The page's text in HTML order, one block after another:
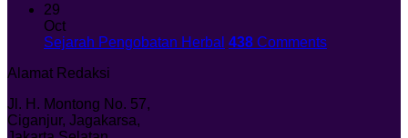
29
Oct
Sejarah Pengobatan Herbal 438 Comments
Alamat Redaksi
Jl. H. Montong No. 57,
Ciganjur, Jagakarsa,